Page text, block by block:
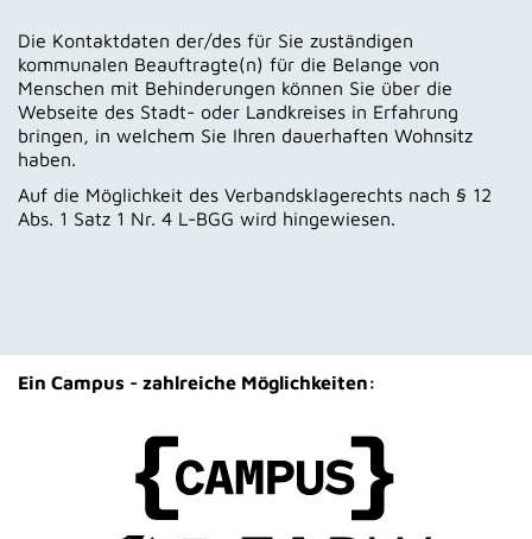
Die Kontaktdaten der/des für Sie zuständigen
kommunalen Beauftragte(n) für die Belange von
Menschen mit Behinderungen können Sie über die
Webseite des Stadt- oder Landkreises in Erfahrung
bringen, in welchem Sie Ihren dauerhaften Wohnsitz
haben.
Auf die Möglichkeit des Verbandsklagerechts nach § 12
Abs. 1 Satz 1 Nr. 4 L-BGG wird hingewiesen.
Ein Campus - zahlreiche Möglichkeiten: